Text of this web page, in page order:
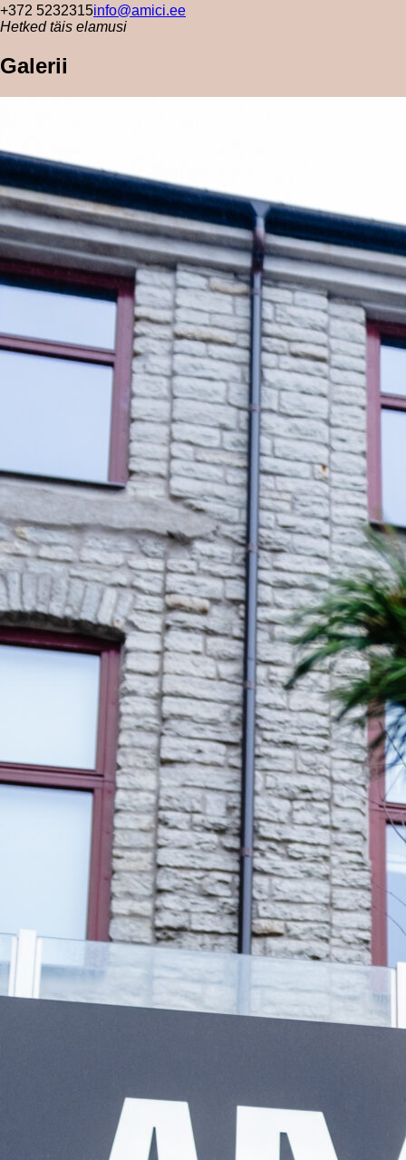
+372 5232315info@amici.ee
Hetked täis elamusi
Galerii